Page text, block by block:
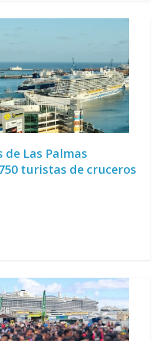
de Las Palmas
turistas de cruceros